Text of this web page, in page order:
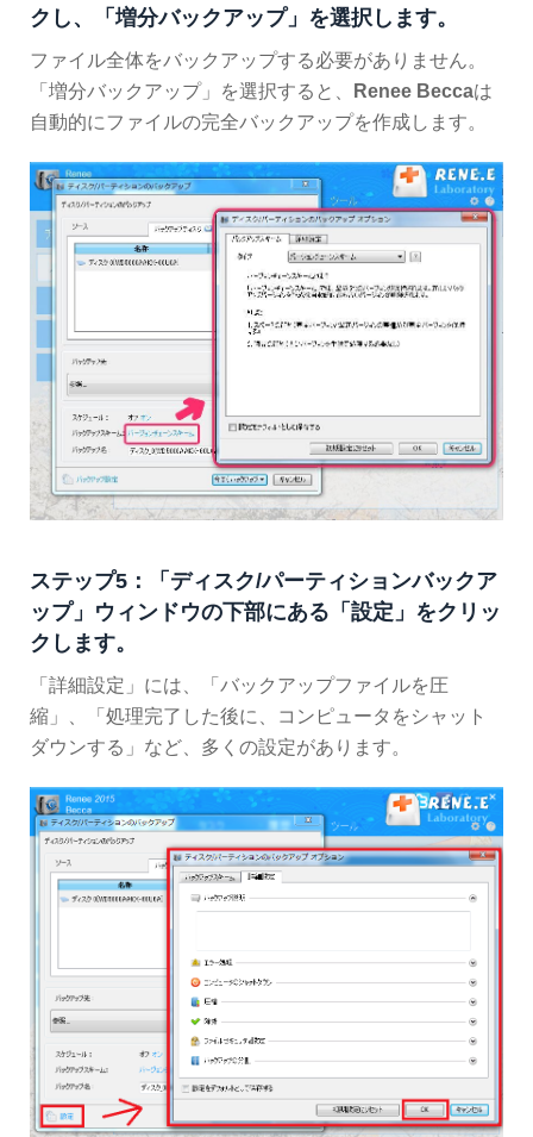
クし、「増分バックアップ」を選択します。
ファイル全体をバックアップする必要がありません。
「増分バックアップ」を選択すると、
Renee Beccaは
自動的にファイルの完全バックアップを作成します。
ステップ5：「ディスク/パーティションバックア
ップ」ウィンドウの下部にある「設定」をクリッ
クします。
「詳細設定」には、「バックアップファイルを圧
縮」、「処理完了した後に、コンピュータをシャット
ダウンする」など、多くの設定があります。